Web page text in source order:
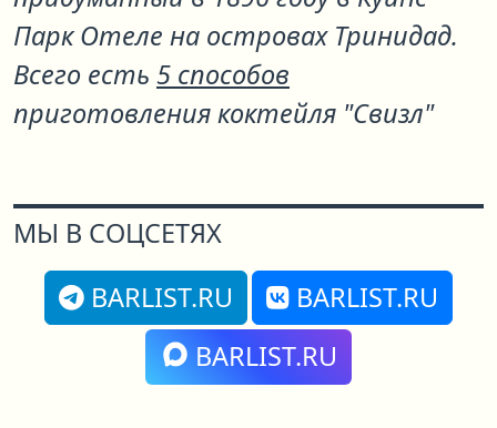
Парк Отеле на островах Тринидад.
Всего есть 5 способов
приготовления коктейля "Свизл"
МЫ В СОЦСЕТЯХ
BARLIST.RU
BARLIST.RU
BARLIST.RU